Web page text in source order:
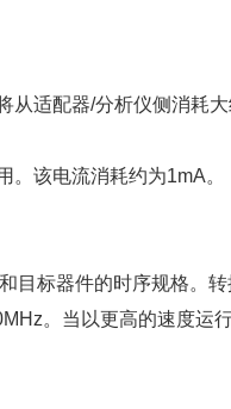
从适配器/分析仪侧消耗
。该电流消耗约为1mA。
目标器件的时序规格。
。当以更高的速度运